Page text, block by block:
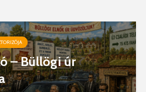
– Büllögi úr